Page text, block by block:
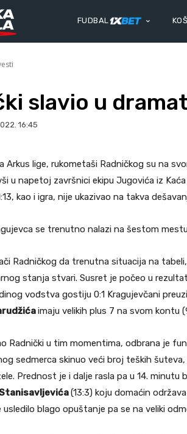
FUDBAL
slavio u
16:45
Arkus lige, rukometaši Radničkog su na
u napetoj završnici ekipu Jugovića iz
kao i igra, nije ukazivao na takva
se trenutno nalazi na šestom
Radničkog da trenutna situacija na
stanja stvari. Susret je počeo u
vođstva gostiju 0:1 Kragujevčani
imaju velikih plus 7 na svom kontu
Radnički u tim momentima, odbrana je
sedmerca skinuo veći broj teških
Prednost je i dalje rasla pa u 14.
(13:3) koju domaćin
usledilo blago opuštanje pa se na veliki